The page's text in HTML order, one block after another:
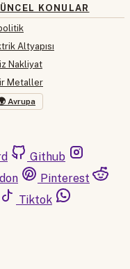
KONULAR
Altyapısı
Nakliyat
Metaller
Avrupa
Github
Pinterest
Tiktok